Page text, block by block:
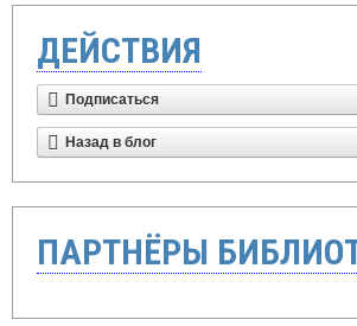
ДЕЙСТВИЯ
Подписаться
Назад в блог
ПАРТНЁРЫ